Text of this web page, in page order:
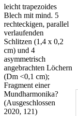
leicht trapezoides
Blech mit mind. 5
rechteckigen, parallel
verlaufenden
Schlitzen (1,4 x 0,2
cm) und 4
asymmetrisch
angebrachten Löchern
(Dm <0,1 cm);
Fragment einer
Mundharmonika?
(Ausgeschlossen
2020, 121)